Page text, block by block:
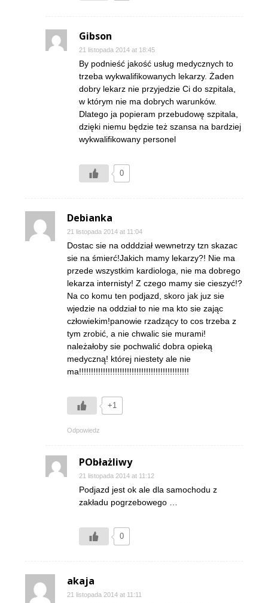
Gibson
21 listopada 2014 at 18:45
By podnieść jakość usług medycznych to
trzeba wykwalifikowanych lekarzy. Żaden
dobry lekarz nie przyjedzie Ci do szpitala,
w którym nie ma dobrych warunków.
Dlatego ja popieram przebudowę szpitala,
dzięki niemu będzie też szansa na bardziej
wykwalifikowany personel
0
Debianka
21 listopada 2014 at 11:04
Dostac sie na odddział wewnetrzy tzn skazac
sie na śmierć!Jakich mamy lekarzy?! Nie ma
przede wszystkim kardiologa, nie ma dobrego
lekarza internisty! Z czego mamy sie cieszyć!?
Na co komu ten podjazd, skoro jak juz sie
wjedzie na oddział to nie ma kto sie zając
człowiekim!panowie rzadzący to cos trzeba z
tym zrobić, a nie chwalic sie murami!
należałoby sie pochwalić dobra opieką
medyczną! której niestety ale nie
ma!!!!!!!!!!!!!!!!!!!!!!!!!!!!!!!!!!!!!!!!!!!!!!
+1
Odpowiedz
PObłażliwy
21 listopada 2014 at 11:12
Podjazd jest ok ale dla samochodu z
zakładu pogrzebowego …
0
akaja
21 listopada 2014 at 11:11